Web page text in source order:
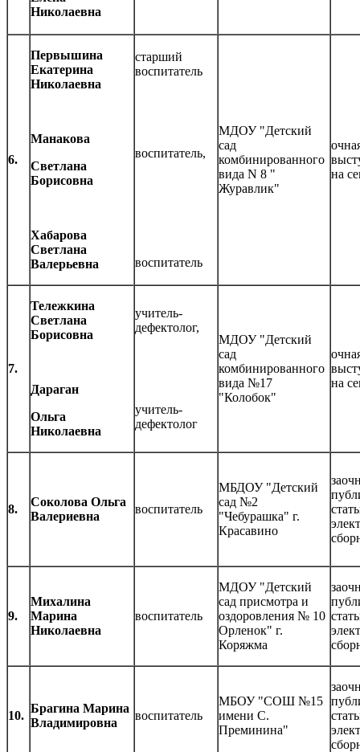
Николаевна
6.
Первышина
Екатерина
Николаевна
Манакова
Светлана
Борисовна
Хабарова
Светлана
Валерьевна
старший
воспитатель
воспитатель,
воспитатель
МДОУ "Детский
сад
комбинированного
вида N 8 "
Журавлик"
на
7.
Тележкина
Светлана
Борисовна
Дараган
Ольга
Николаевна
учитель-
дефектолог,
учитель-
дефектолог
МДОУ "Детский
сад
комбинированного
вида №17
"Колобок"
на
8.
Соколова Ольга
Валериевна
воспитатель
МБДОУ "Детский
сад №2
"Чебурашка" г.
Красавино
9.
Михалина
Марина
Николаевна
воспитатель
МДОУ "Детский
сад присмотра и
оздоровления № 10
Орленок" г.
Коряжма
10.
Брагина Марина
Владимировна
воспитатель
МБОУ "СОШ №15
имени С.
Преминина"